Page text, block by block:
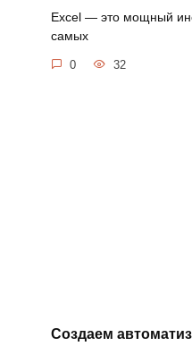
Excel — это мощный
самых
0 32
Создаем